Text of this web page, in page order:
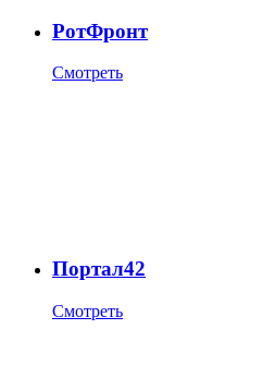
РотФронт
Смотреть
Портал42
Смотреть